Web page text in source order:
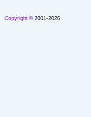
Copyright © 2001-2026